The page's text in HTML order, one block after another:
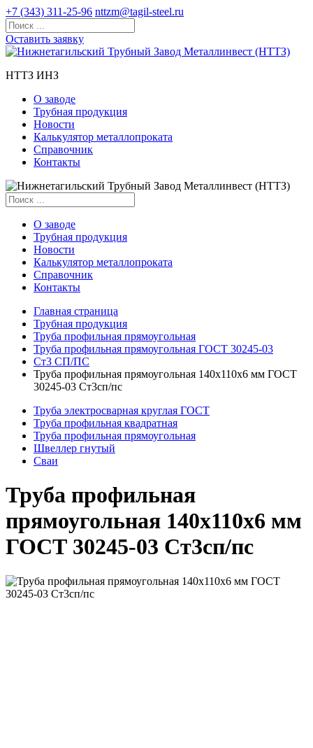
+7 (343) 311-25-96 nttzm@tagil-steel.ru
Оставить заявку
НТТЗ ИНЗ
О заводе
Трубная продукция
Новости
Калькулятор металлопроката
Справочник
Контакты
О заводе
Трубная продукция
Новости
Калькулятор металлопроката
Справочник
Контакты
Главная страница
Трубная продукция
Труба профильная прямоугольная
Труба профильная прямоугольная ГОСТ 30245-03
Ст3 СП/ПС
Труба профильная прямоугольная 140x110x6 мм ГОСТ
30245-03 Ст3сп/пс
Труба электросварная круглая ГОСТ
Труба профильная квадратная
Труба профильная прямоугольная
Швеллер гнутый
Сваи
Труба профильная
прямоугольная 140x110x6 мм
ГОСТ 30245-03 Ст3сп/пс